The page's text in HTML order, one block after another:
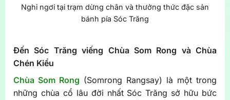
Nghỉ ngơi tại trạm dừng chân và thưởng thức đặc sản
bánh pía Sóc Trăng
Đến Sóc Trăng viếng Chùa Som Rong và Chùa
Chén Kiểu
Chùa Som Rong (Somrong Rangsay) là một trong
những chùa cổ lâu đời nhất Sóc Trăng sở hữu bức